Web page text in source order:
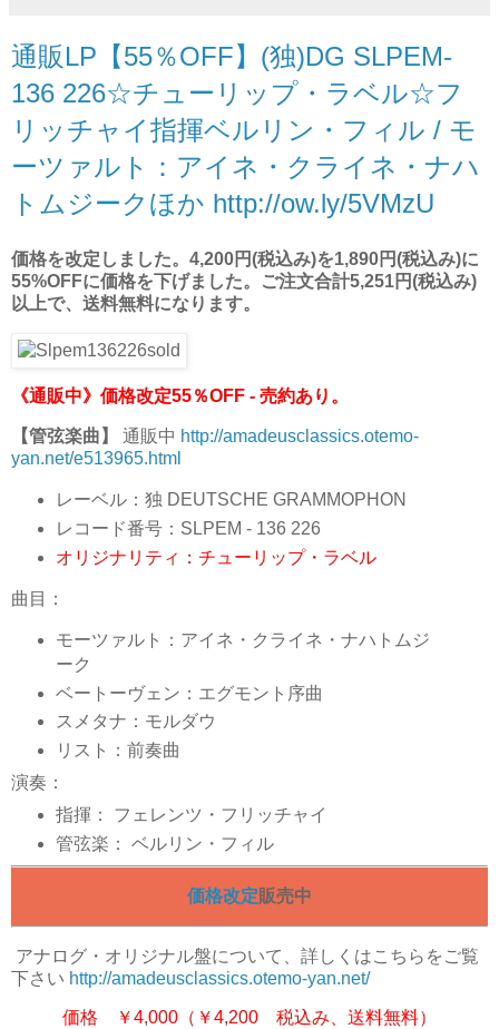
通販LP【55％OFF】(独)DG SLPEM-
136 226☆チューリップ・ラベル☆フ
リッチャイ指揮ベルリン・フィル / モ
ーツァルト：アイネ・クライネ・ナハ
トムジークほか http://ow.ly/5VMzU
価格を改定しました。4,200円(税込み)を1,890円(税込み)に
55%OFFに価格を下げました。ご注文合計5,251円(税込み)
以上で、送料無料になります。
《通販中》 価格改定55％OFF - 売約あり。
【管弦楽曲】 通販中 http://amadeusclassics.otemo-
yan.net/e513965.html
レーベル：独 DEUTSCHE GRAMMOPHON
レコード番号：SLPEM - 136 226
オリジナリティ：チューリップ・ラベル
曲目：
モーツァルト：アイネ・クライネ・ナハトムジ
ーク
ベートーヴェン：エグモント序曲
スメタナ：モルダウ
リスト：前奏曲
演奏：
指揮：
フェレンツ・フリッチャイ
管弦楽：
ベルリン・フィル
価格改定販売中
アナログ ・オリジナル盤について、詳しくはこちらをご覧
下さい http://amadeusclassics.otemo-yan.net/
価格 ￥4,000（￥4,200 税込み、送料無料）